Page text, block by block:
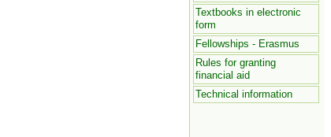
Textbooks in electronic
form
Fellowships - Erasmus
Rules for granting
financial aid
Technical information